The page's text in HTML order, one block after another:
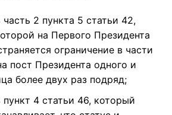
2 пункта 5 статьи 42,
на Первого Президента
ограничение в части
пост Президента одного и
более двух раз подряд;
пункт 4 статьи 46, который